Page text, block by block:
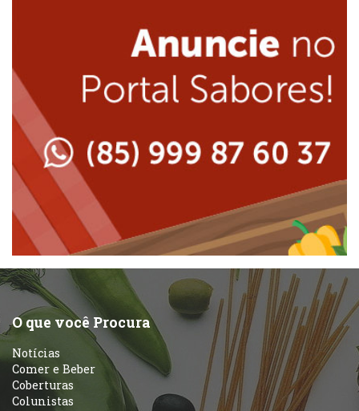
Japonesa e Oriental
Lanchonetes
Massas
Peixes e Frutos do Mar
Pizzarias
Portuguesa
Self-service
Peixes e Frutos do Mar
Pizzarias
Portuguesa
Sobremesas e sorvetes
Variados
O que você Procura
Notícias
Comer e Beber
Coberturas
Colunistas